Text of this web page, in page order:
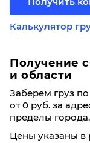
Калькулятор
Получение
и области
Заберем груз
от 0 руб. за
пределы города.
Цены указаны в